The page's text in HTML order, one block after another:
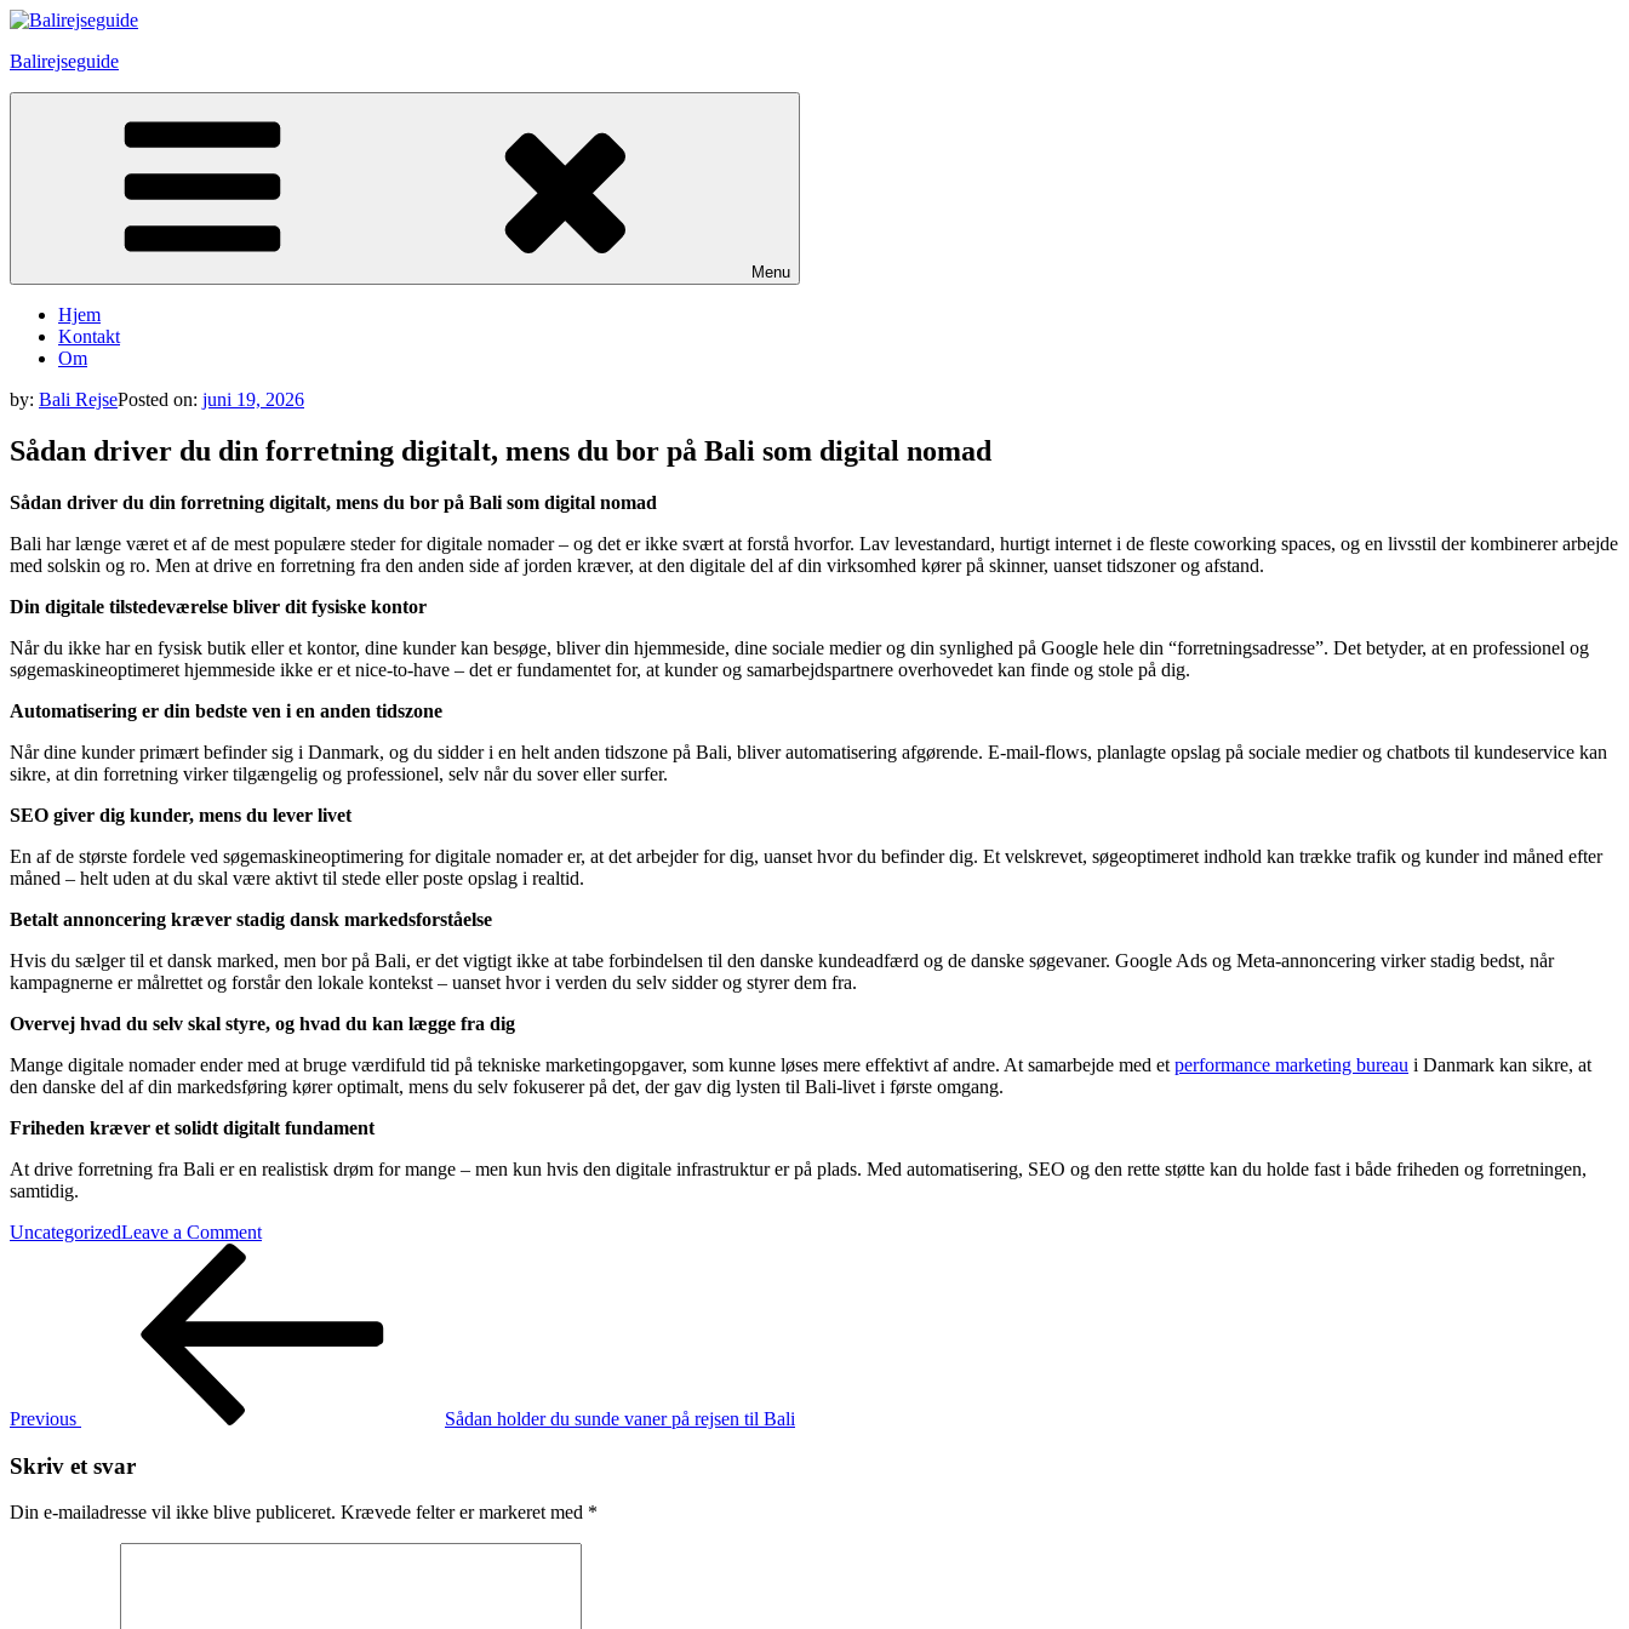
Skip
content
Balirejseguide
Menu
Hjem
Kontakt
Om
by: Bali RejsePosted on: juni 19, 2026
Sådan driver du din forretning digitalt, mens du bor på Bali som digital nomad
Sådan driver du din forretning digitalt, mens du bor på Bali som digital nomad
Bali har længe været et af de mest populære steder for digitale nomader – og det er ikke svært at forstå hvorfor. Lav levestandard, hurtigt internet i de fleste coworking spaces, og en livsstil der kombinerer arbejde
med solskin og ro. Men at drive en forretning fra den anden side af jorden kræver, at den digitale del af din virksomhed kører på skinner, uanset tidszoner og afstand.
Din digitale tilstedeværelse bliver dit fysiske kontor
Når du ikke har en fysisk butik eller et kontor, dine kunder kan besøge, bliver din hjemmeside, dine sociale medier og din synlighed på Google hele din “forretningsadresse”. Det betyder, at en professionel og
søgemaskineoptimeret hjemmeside ikke er et nice-to-have – det er fundamentet for, at kunder og samarbejdspartnere overhovedet kan finde og stole på dig.
Automatisering er din bedste ven i en anden tidszone
Når dine kunder primært befinder sig i Danmark, og du sidder i en helt anden tidszone på Bali, bliver automatisering afgørende. E-mail-flows, planlagte opslag på sociale medier og chatbots til kundeservice kan
sikre, at din forretning virker tilgængelig og professionel, selv når du sover eller surfer.
SEO giver dig kunder, mens du lever livet
En af de største fordele ved søgemaskineoptimering for digitale nomader er, at det arbejder for dig, uanset hvor du befinder dig. Et velskrevet, søgeoptimeret indhold kan trække trafik og kunder ind måned efter
måned – helt uden at du skal være aktivt til stede eller poste opslag i realtid.
Betalt annoncering kræver stadig dansk markedsforståelse
Hvis du sælger til et dansk marked, men bor på Bali, er det vigtigt ikke at tabe forbindelsen til den danske kundeadfærd og de danske søgevaner. Google Ads og Meta-annoncering virker stadig bedst, når
kampagnerne er målrettet og forstår den lokale kontekst – uanset hvor i verden du selv sidder og styrer dem fra.
Overvej hvad du selv skal styre, og hvad du kan lægge fra dig
Mange digitale nomader ender med at bruge værdifuld tid på tekniske marketingopgaver, som kunne løses mere effektivt af andre. At samarbejde med et performance marketing bureau i Danmark kan sikre, at
den danske del af din markedsføring kører optimalt, mens du selv fokuserer på det, der gav dig lysten til Bali-livet i første omgang.
Friheden kræver et solidt digitalt fundament
At drive forretning fra Bali er en realistisk drøm for mange – men kun hvis den digitale infrastruktur er på plads. Med automatisering, SEO og den rette støtte kan du holde fast i både friheden og forretningen,
samtidig.
UncategorizedLeave a Commenton
din
digital
Indlægsnavigation
Previous Sådan holder du sunde vaner på rejsen til Bali
Skriv et svar
Din e-mailadresse vil ikke blive publiceret. Krævede felter er markeret med *